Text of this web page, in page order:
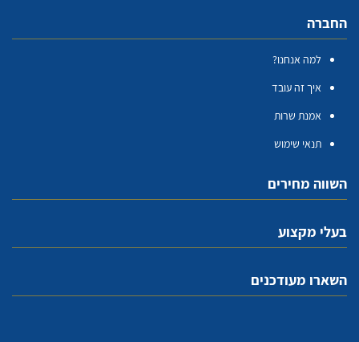
החברה
למה אנחנו?
איך זה עובד
אמנת שרות
תנאי שימוש
השווה מחירים
בעלי מקצוע
השארו מעודכנים